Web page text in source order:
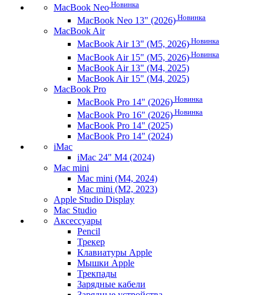
MacBook Neo Новинка
MacBook Neo 13" (2026) Новинка
MacBook Air
MacBook Air 13" (M5, 2026) Новинка
MacBook Air 15" (M5, 2026) Новинка
MacBook Air 13" (M4, 2025)
MacBook Air 15" (M4, 2025)
MacBook Pro
MacBook Pro 14" (2026) Новинка
MacBook Pro 16" (2026) Новинка
MacBook Pro 14" (2025)
MacBook Pro 14" (2024)
iMac
iMac 24" M4 (2024)
Mac mini
Mac mini (M4, 2024)
Mac mini (M2, 2023)
Apple Studio Display
Mac Studio
Аксессуары
Pencil
Трекер
Клавиатуры Apple
Мышки Apple
Трекпады
Зарядные кабели